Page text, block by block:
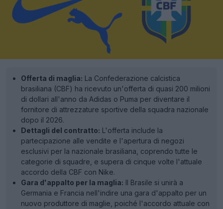
Offerta di maglia: La Confederazione calcistica
brasiliana (CBF) ha ricevuto un'offerta di quasi 200 milioni
di dollari all'anno da Adidas o Puma per diventare il
fornitore di attrezzature sportive della squadra nazionale
dopo il 2026.
Dettagli del contratto: L'offerta include la
partecipazione alle vendite e l'apertura di negozi
esclusivi per la nazionale brasiliana, coprendo tutte le
categorie di squadre, e supera di cinque volte l'attuale
accordo della CBF con Nike.
Gara d'appalto per la maglia: Il Brasile si unirà a
Germania e Francia nell'indire una gara d'appalto per un
nuovo produttore di maglie, poiché l'accordo attuale con